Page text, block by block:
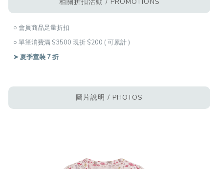
相關折扣活動 / PROMOTIONS
○ 會員商品足量折扣
○ 單筆消費滿 $3500 現折 $200 ( 可累計 )
➤ 夏季童裝 7 折
圖片說明 / PHOTOS